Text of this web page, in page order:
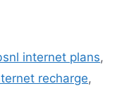
internet plans,
recharge,